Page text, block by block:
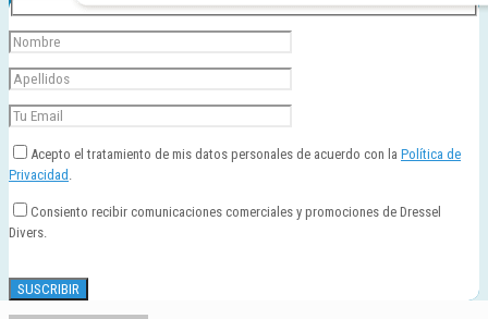
Acepto el tratamiento de mis datos personales de acuerdo con la Política de
Privacidad .
Consiento recibir comunicaciones comerciales y promociones de Dressel
Divers.